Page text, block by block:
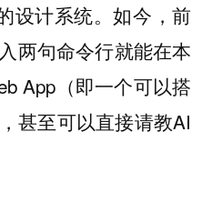
设计系统。如今，前
两句命令行就能在本
App（即一个可以搭
甚至可以直接请教AI